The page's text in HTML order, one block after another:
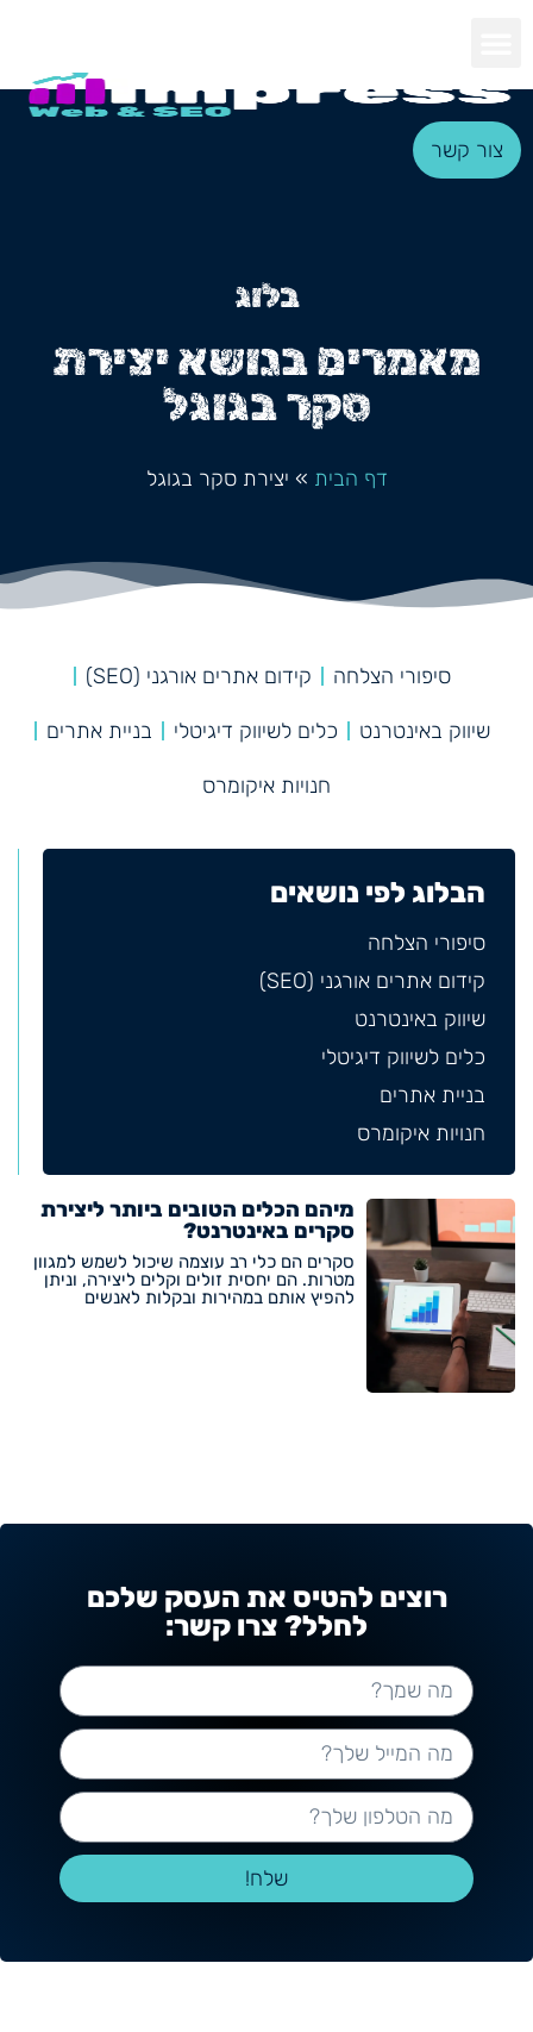
צור קשר
בלוג
מאמרים בנושא יצירת
סקר בגוגל
דף הבית » יצירת סקר בגוגל
סיפורי הצלחה קידום אתרים אורגני (SEO)
שיווק באינטרנט כלים לשיווק דיגיטלי בניית אתרים
חנויות איקומרס
הבלוג לפי נושאים
סיפורי הצלחה
קידום אתרים אורגני (SEO)
שיווק באינטרנט
כלים לשיווק דיגיטלי
בניית אתרים
חנויות איקומרס
מיהם הכלים הטובים ביותר ליצירת
סקרים באינטרנט?
סקרים הם כלי רב עוצמה שיכול לשמש למגוון
מטרות. הם יחסית זולים וקלים ליצירה, וניתן
להפיץ אותם במהירות ובקלות לאנשים
רוצים להטיס את העסק שלכם
לחלל? צרו קשר:
שלח!